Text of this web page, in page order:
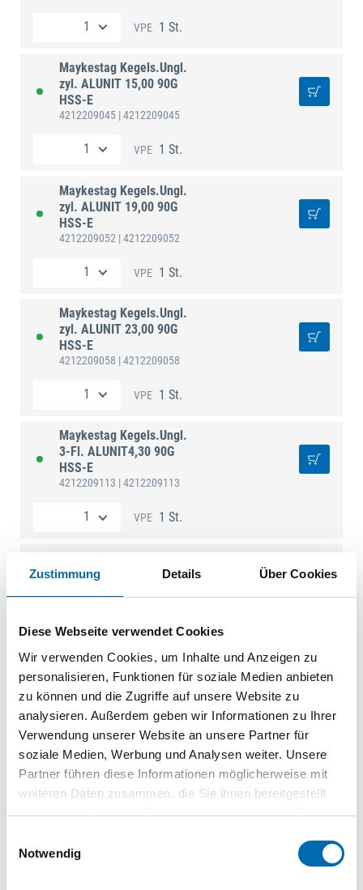
Zustimmung Details Über Cookies
Diese Webseite verwendet Cookies
Wir verwenden Cookies, um Inhalte und Anzeigen zu
personalisieren, Funktionen für soziale Medien anbieten
zu können und die Zugriffe auf unsere Website zu
analysieren. Außerdem geben wir Informationen zu Ihrer
Verwendung unserer Website an unsere Partner für
soziale Medien, Werbung und Analysen weiter. Unsere
Partner führen diese Informationen möglicherweise mit
weiteren Daten zusammen, die Sie ihnen bereitgestellt
haben oder die sie im Rahmen Ihrer Nutzung der Dienste
Notwendig
VPE 1 St.
Maykestag Kegels.Ungl.
zyl. ALUNIT 15,00 90G
HSS-E
4212209045 | 4212209045
VPE 1 St.
Maykestag Kegels.Ungl.
zyl. ALUNIT 19,00 90G
HSS-E
4212209052 | 4212209052
VPE 1 St.
Maykestag Kegels.Ungl.
zyl. ALUNIT 23,00 90G
HSS-E
4212209058 | 4212209058
VPE 1 St.
Maykestag Kegels.Ungl.
3-Fl. ALUNIT4,30 90G
HSS-E
4212209113 | 4212209113
VPE 1 St.
3-Fl. ALUNIT6,00 90G
1 St.
Maykestag Kegels.Ungl.
3-Fl. ALUNIT8,00 90G
HSS-E
4212209125 | 4212209125
VPE 1 St.
3-Fl. ALUNIT10,00 90G
4212209131